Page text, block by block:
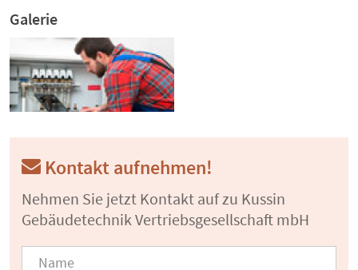
Galerie
Kontakt aufnehmen!
Nehmen Sie jetzt Kontakt auf zu Kussin
Gebäudetechnik Vertriebsgesellschaft mbH